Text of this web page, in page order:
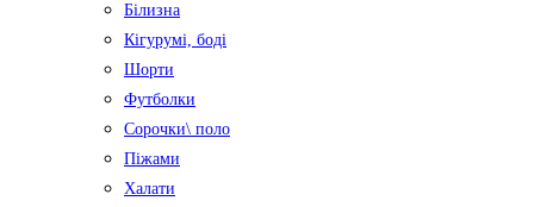
Білизна
Кігурумі, боді
Шорти
Футболки
Сорочки\ поло
Піжами
Халати